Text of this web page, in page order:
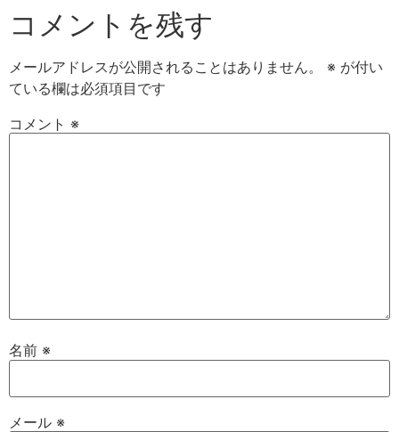
コメントを残す
メールアドレスが公開されることはありません。 ※ が付い
ている欄は必須項目です
コメント ※
名前 ※
メール ※